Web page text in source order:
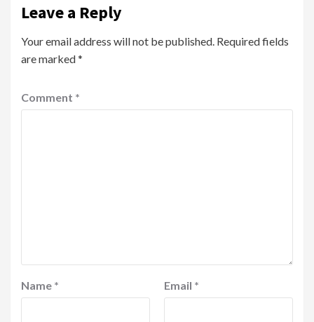
Leave a Reply
Your email address will not be published. Required fields
are marked*
Comment *
Name * Email *